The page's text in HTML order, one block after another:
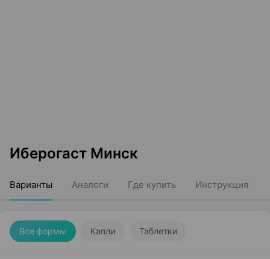
Иберогаст Минск
Варианты Аналоги Где купить Инструкция
Все формы Капли Таблетки